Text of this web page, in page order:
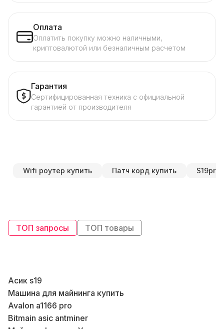
Оплата
Оплатить покупку можно наличными,
криптовалютой или безналичным расчетом
Гарантия
Сертифицированная техника с официальной
гарантией от производителя
Wifi роутер купить Патч корд купить S19pro
ТОП запросы ТОП товары
Асик s19
Машина для майнинга купить
Avalon a1166 pro
Bitmain asic antminer